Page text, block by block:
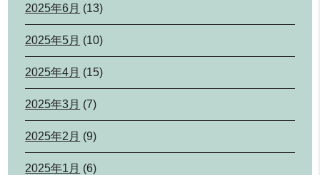
2025年6月 (13)
2025年5月 (10)
2025年4月 (15)
2025年3月 (7)
2025年2月 (9)
2025年1月 (6)